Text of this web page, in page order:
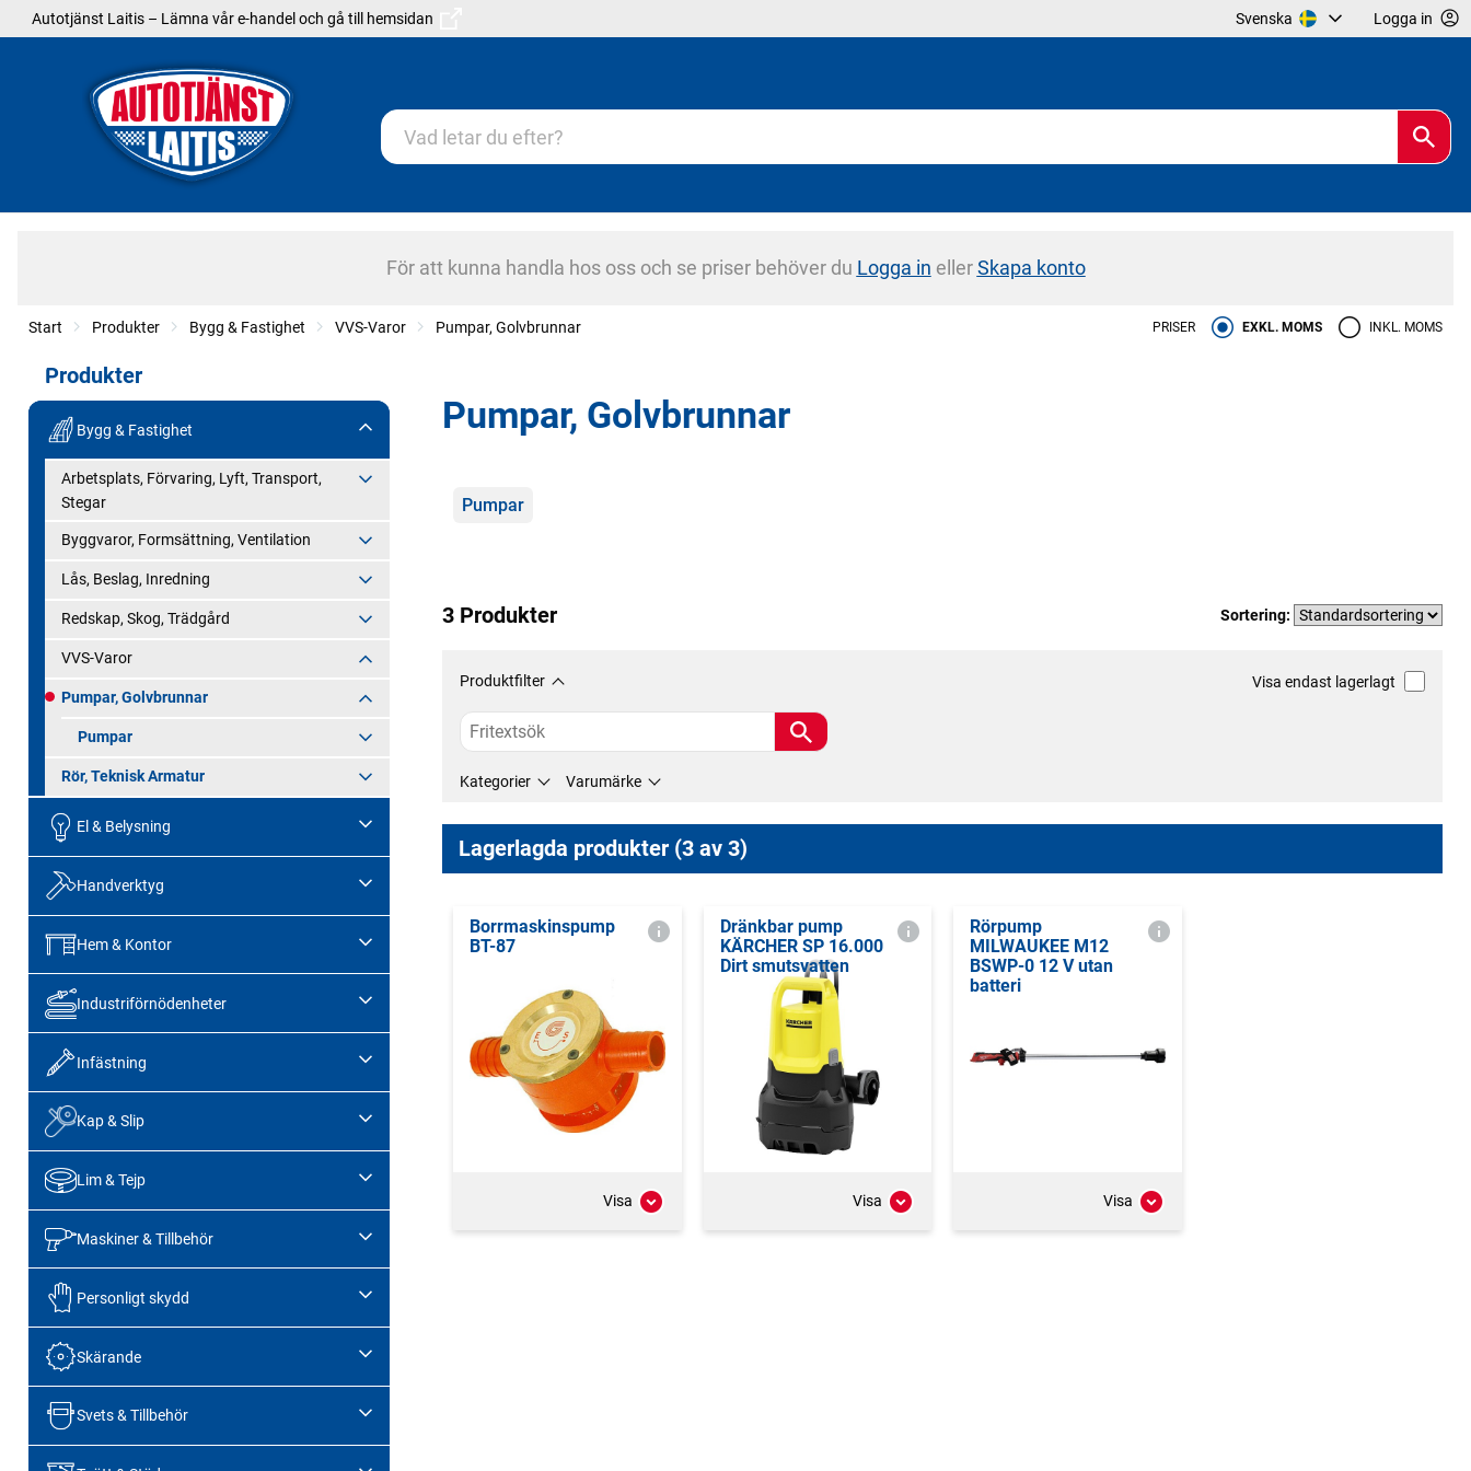
Autotjänst Laitis – Lämna vår e-handel och gå till hemsidan Svenska Logga in
För att kunna handla hos oss och se priser behöver du Logga in ellerSkapa konto
Start Produkter Bygg & Fastighet VVS-Varor Pumpar, Golvbrunnar PRISER EXKL. MOMS INKL. MOMS
Produkter
Bygg & Fastighet
Arbetsplats, Förvaring, Lyft, Transport,
Stegar
Byggvaror, Formsättning, Ventilation
Lås, Beslag, Inredning
Redskap, Skog, Trädgård
VVS-Varor
Pumpar, Golvbrunnar
Pumpar
Rör, Teknisk Armatur
El & Belysning
Handverktyg
Hem & Kontor
Industriförnödenheter
Infästning
Kap & Slip
Lim & Tejp
Maskiner & Tillbehör
Personligt skydd
Skärande
Svets & Tillbehör
Pumpar, Golvbrunnar
Kategorier
Pumpar
3 Produkter Sortering:
Produktfilter Visa endast lagerlagt
Kategorier Varumärke
Lagerlagda produkter (3 av 3)
Borrmaskinspump
BT-87
Visa
Dränkbar pump
KÄRCHER SP 16.000
Dirt smutsvatten
Visa
Rörpump
MILWAUKEE M12
BSWP-0 12 V utan
batteri
Visa